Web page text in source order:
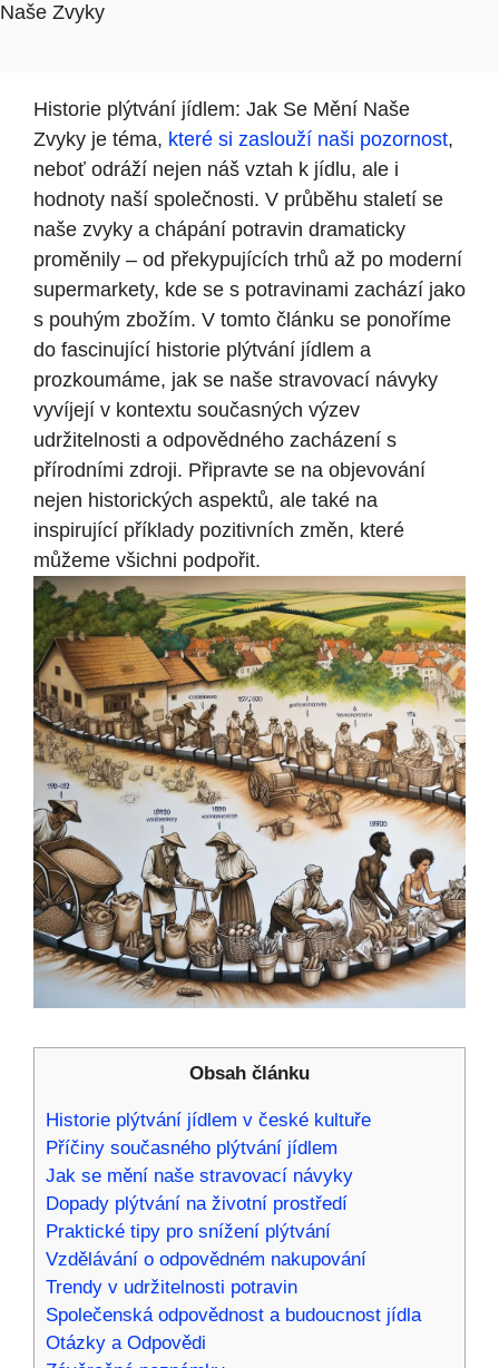
Naše Zvyky
Historie plýtvání jídlem: Jak Se Mění Naše
Zvyky je téma, které si zaslouží naši pozornost,
neboť odráží nejen náš vztah k jídlu, ale i
hodnoty naší společnosti. V průběhu staletí se
naše zvyky a chápání potravin dramaticky
proměnily – od překypujících trhů až po moderní
supermarkety, kde se s potravinami zachází jako
s pouhým zbožím. V tomto článku se ponoříme
do fascinující historie plýtvání jídlem a
prozkoumáme, jak se naše stravovací návyky
vyvíjejí v kontextu současných výzev
udržitelnosti a odpovědného zacházení s
přírodními zdroji. Připravte se na objevování
nejen historických aspektů, ale také na
inspirující příklady pozitivních změn, které
můžeme všichni podpořit.
Obsah článku
Historie plýtvání jídlem v české kultuře
Příčiny současného plýtvání jídlem
Jak se mění naše stravovací návyky
Dopady plýtvání na životní prostředí
Praktické tipy pro snížení plýtvání
Vzdělávání o odpovědném nakupování
Trendy v udržitelnosti potravin
Společenská odpovědnost a budoucnost jídla
Otázky a Odpovědi